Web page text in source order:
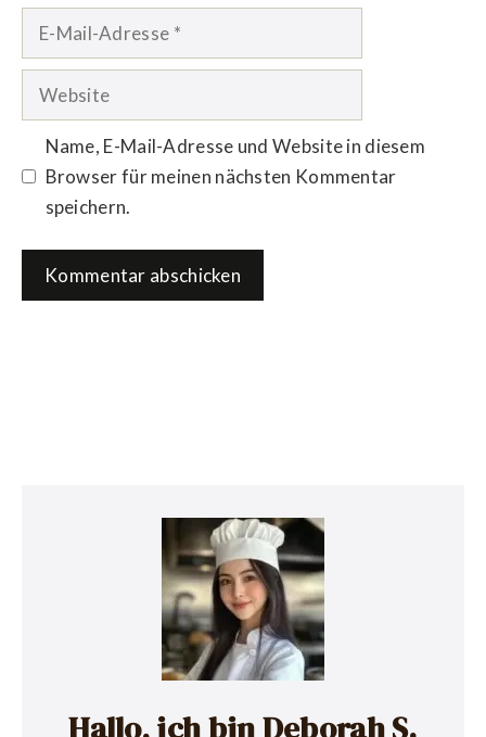
Website
Name, E-Mail-Adresse und Website in diesem
Browser für meinen nächsten Kommentar
speichern.
Hallo, ich bin Deborah S.